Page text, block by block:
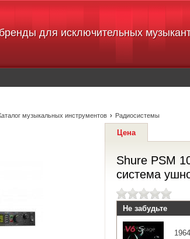
для исключительных
музыкальных инструментов › Радиосистемы
Цена
Shure PSM
система
Не забудьте